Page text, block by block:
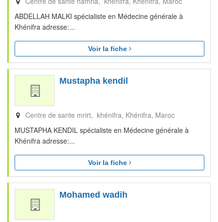
ABDELLAH MALKI spécialiste en Médecine générale à
Khénifra adresse:...
Voir la fiche
Mustapha kendil
Centre de sante mrirt, khénifra Khénifra Maroc
MUSTAPHA KENDIL spécialiste en Médecine générale à
Khénifra adresse:...
Voir la fiche
Mohamed wadih